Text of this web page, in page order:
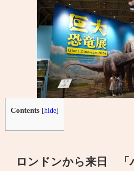
Contents [hide]
ロンドンから来日 「